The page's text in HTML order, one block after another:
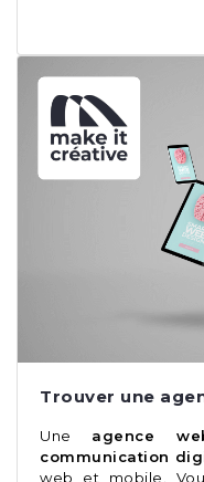
Trouver une
Une agence
communication
web et mobile.